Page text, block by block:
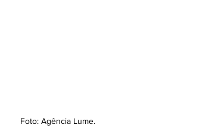
Foto: Agência Lume.